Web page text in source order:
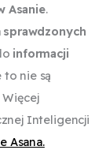
Asanie.
sprawdzonych
informacji
to nie są
Inteligencji
Asana.